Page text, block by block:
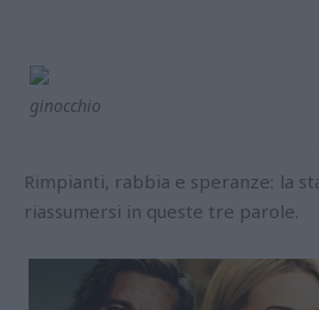
ginocchio
Rimpianti, rabbia e speranze: la
riassumersi in queste tre parole.